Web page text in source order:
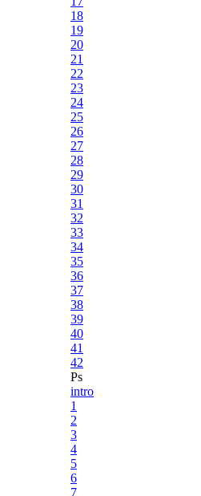
18
19
20
21
22
23
24
25
26
27
28
29
30
31
32
33
34
35
36
37
38
39
40
41
42
Ps
intro
1
2
3
4
5
6
7